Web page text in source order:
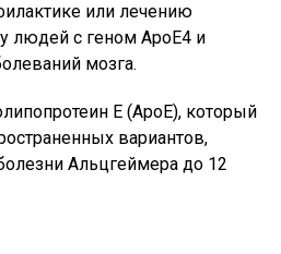
или лечению
людей с геном ApoE4 и
мозга.
Е (ApoE), который
вариантов,
Альцгеймера до 12